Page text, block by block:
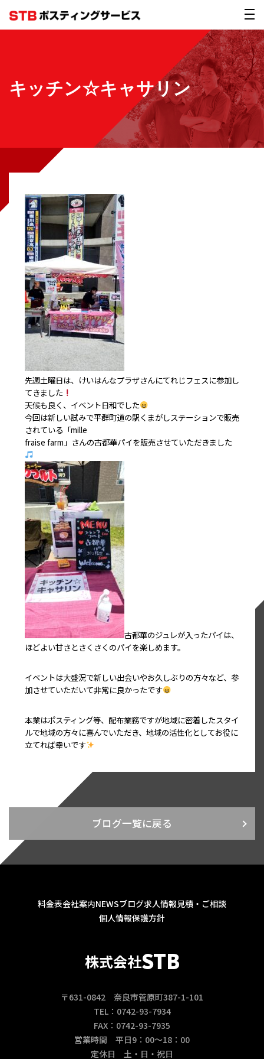
キッチン☆キャサリン
先週土曜日は、けいはんなプラザさんにてれじフェスに参加し
てきました
天候も良く、イベント日和でした
今回は新しい試みで平群町道の駅くまがしステーションで販売
されている「mille
fraise farm」さんの古都華パイを販売させていただきました
古都華のジュレが入ったパイは、
ほどよい甘さとさくさくのパイを楽しめます。
イベントは大盛況で新しい出会いやお久しぶりの方々など、参
加させていただいて非常に良かったです
本業はポスティング等、配布業務ですが地域に密着したスタイ
ルで地域の方々に喜んでいただき、地域の活性化としてお役に
立てれば幸いです
ブログ一覧に戻る
株式会社STB
〒631-0842 奈良市菅原町387-1-101
TEL：0742-93-7934
FAX：0742-93-7935
営業時間 平日9：00～18：00
定休日 土・日・祝日
料金表会社案内NEWSブログ求人情報見積・ご相談
個人情報保護方針